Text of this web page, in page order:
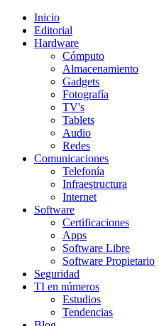
Inicio
Editorial
Hardware
Cómputo
Almacenamiento
Gadgets
Fotografía
TV's
Tablets
Audio
Redes
Comunicaciones
Telefonía
Infraestructura
Internet
Software
Certificaciones
Apps
Software Libre
Software Propietario
Seguridad
TI en números
Estudios
Tendencias